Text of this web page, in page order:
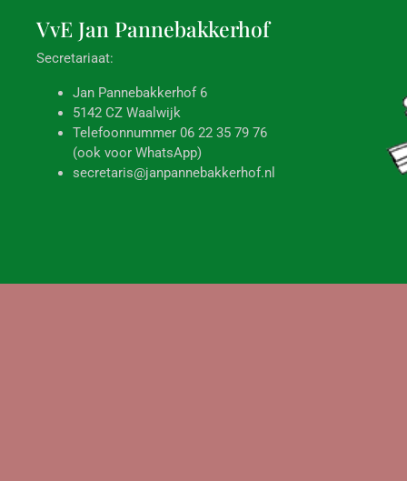
VvE Jan Pannebakkerhof
Secretariaat:
Jan Pannebakkerhof 6
5142 CZ Waalwijk
Telefoonnummer 06 22 35 79 76
(ook voor WhatsApp)
secretaris@janpannebakkerhof.nl